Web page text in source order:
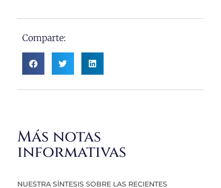
Comparte:
Más notas
informativas
NUESTRA SÍNTESIS SOBRE LAS RECIENTES